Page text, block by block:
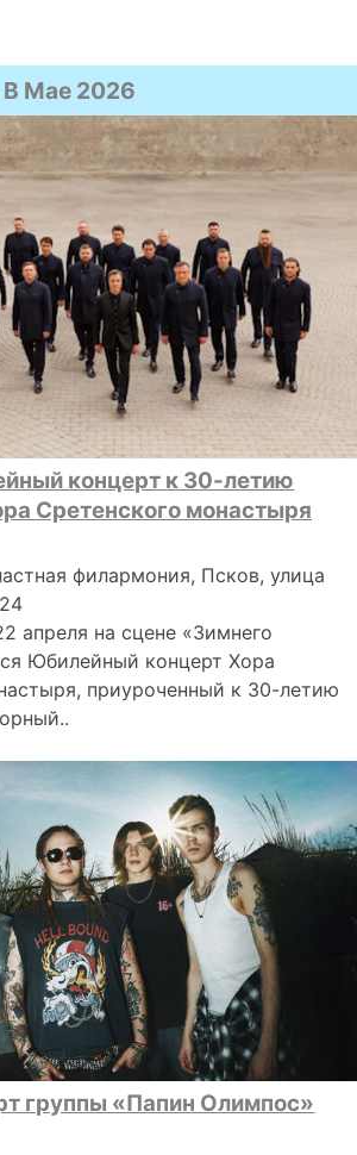
Мае 2026
концерт к 30-летию
Сретенского монастыря
филармония, Псков, улица
апреля на сцене «Зимнего
Юбилейный концерт Хора
приуроченный к 30-летию
группы «Папин Олимпос»